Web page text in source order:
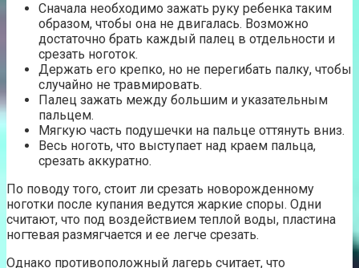
Сначала необходимо зажать руку ребенка таким
образом, чтобы она не двигалась. Возможно
достаточно брать каждый палец в отдельности и
срезать ноготок.
Держать его крепко, но не перегибать палку, чтобы
случайно не травмировать.
Палец зажать между большим и указательным
пальцем.
Мягкую часть подушечки на пальце оттянуть вниз.
Весь ноготь, что выступает над краем пальца,
срезать аккуратно.
По поводу того, стоит ли срезать новорожденному
ноготки после купания ведутся жаркие споры. Одни
считают, что под воздействием теплой воды, пластина
ногтевая размягчается и ее легче срезать.
Однако противоположный лагерь считает, что